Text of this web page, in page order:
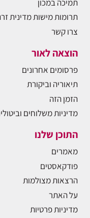
תמיכה במכון
תרומות מישות מדינית
צרו קשר
הוצאה לאור
פרסומים אחרונים
תיאוריה וביקורת
הזמן הזה
מדיניות משלוחים
התוכן שלנו
מאמרים
פודקאסטים
הרצאות מצולמות
על האתר
מדיניות פרטיות